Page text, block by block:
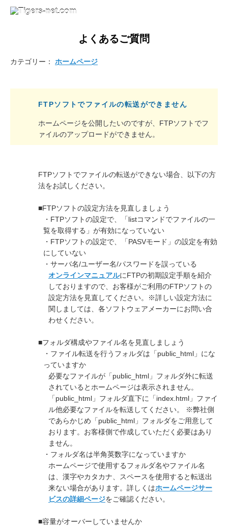
よくあるご質問
FTPソフトでファイルの転送ができません
ホームページを公開したいのですが、FTPソフトでフ
ァイルのアップロードができません。
カテゴリー： ホームページ
FTPソフトでファイルの転送ができない場合、以下の方
法をお試しください。
■FTPソフトの設定方法を見直しましょう
・FTPソフトの設定で、「listコマンドでファイルの一
覧を取得する」が有効になっていない
・FTPソフトの設定で、「PASVモード」の設定を有効
にしていない
・サーバ名/ユーザー名/パスワードを誤っている
オンラインマニュアルにFTPの初期設定手順を紹介
しておりますので、お客様がご利用のFTPソフトの
設定方法を見直してください。※詳しい設定方法に
関しましては、各ソフトウェアメーカーにお問い合
わせください。
■フォルダ構成やファイル名を見直しましょう
・ファイル転送を行うフォルダは「public_html」にな
っていますか
必要なファイルが「public_html」フォルダ外に転送
されているとホームページは表示されません。
「public_html」フォルダ直下に「index.html」ファイ
ル他必要なファイルを転送してください。 ※弊社側
であらかじめ「public_html」フォルダをご用意して
おります。お客様側で作成していただく必要はあり
ません。
・フォルダ名は半角英数字になっていますか
ホームページで使用するフォルダ名やファイル名
は、漢字やカタカナ、スペースを使用すると転送出
来ない場合があります。詳しくはホームページサー
ビスの詳細ページをご確認ください。
■容量がオーバーしていませんか